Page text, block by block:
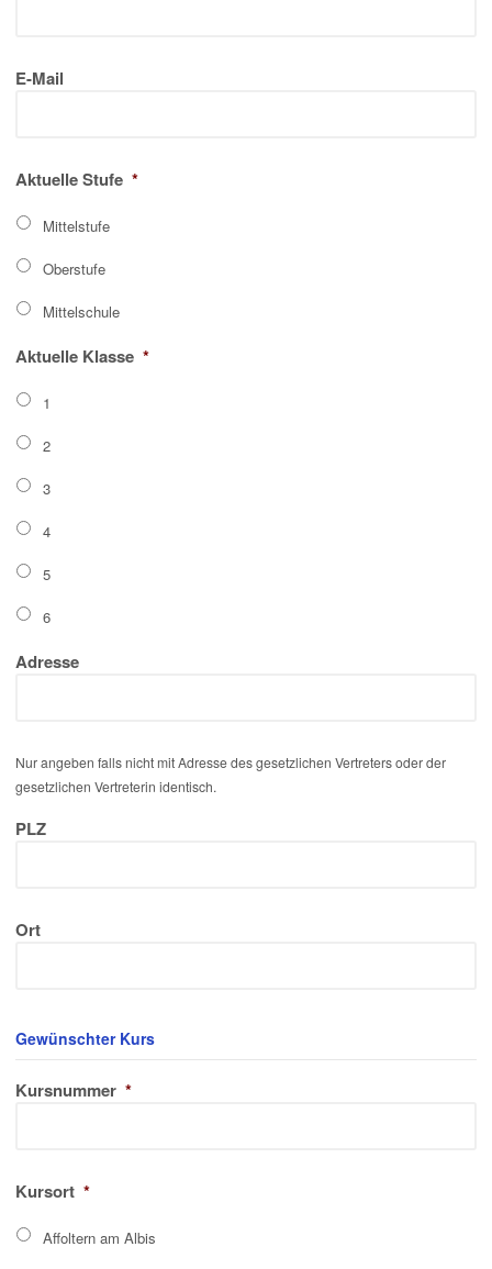
E-Mail
Aktuelle Stufe *
Mittelstufe
Oberstufe
Mittelschule
Aktuelle Klasse *
1
2
3
4
5
6
Adresse
Nur angeben falls nicht mit Adresse des gesetzlichen Vertreters oder der
gesetzlichen Vertreterin identisch.
PLZ
Ort
Gewünschter Kurs
Kursnummer *
Kursort *
Affoltern am Albis